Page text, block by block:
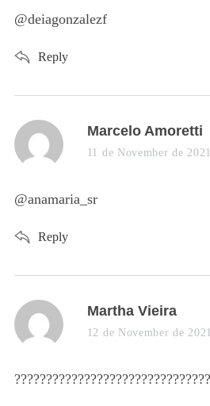
s
@deiagonzalezf
Reply
s
a
s
Marcelo Amoretti
11 de November de
@anamaria_sr
Reply
s
a
s
Martha Vieira
12 de November de